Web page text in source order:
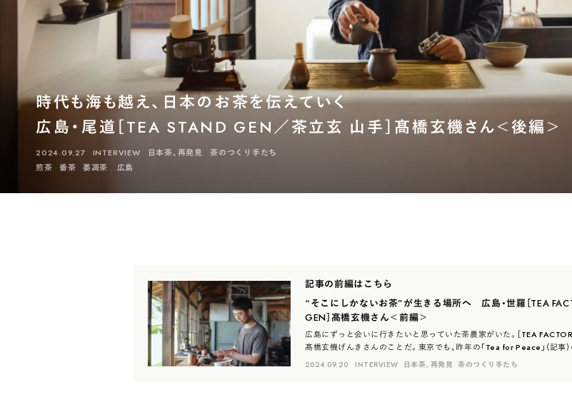
かぶせ茶 茶外茶
場所でさがす 長野 埼玉 大阪 千葉
新潟 神奈川
香川 岡山 広島
時代も海も越え、日本のお茶を伝えていく
広島・尾道［TEA STAND GEN／茶立玄 山手］髙橋玄機さん＜後編＞
2024.09.27 INTERVIEW 日本茶、再発見
茶のつくり手たち
煎茶 番茶 萎凋茶 広島
記事の前編はこちら
“そこにしかないお茶”が生きる場所へ 広島・世羅［TEA
GEN］髙橋玄機さん＜前編＞
広島にずっと会いに行きたいと思っていた茶農家がいた。［TEA
髙橋玄機げんきさんのことだ。東京でも、昨年の「Tea for Peace」（記事
［TEA FACTORY GEN］がイベン…
2024.09.20 INTERVIEW 日本茶、再発見 茶のつくり手たち